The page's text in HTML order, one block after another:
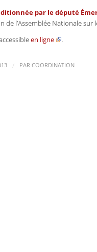
par le député
de l’Assemblée Nationale
en ligne .
/ PAR COORDINATION